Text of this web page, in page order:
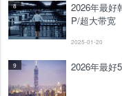
8
2026年最好
P/超大带宽
2025-01-20
9 2026年最好